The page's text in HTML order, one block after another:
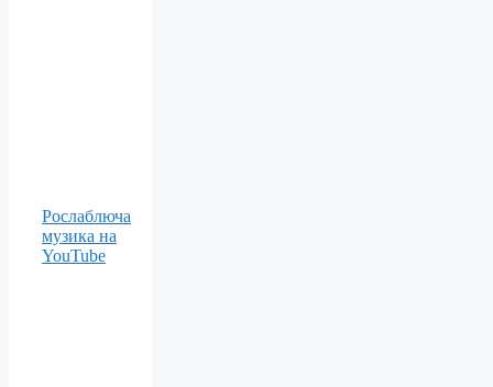
Рослаблюча
музика на
YouTube